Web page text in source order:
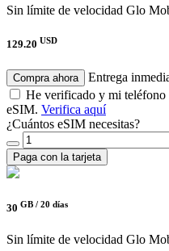
Sin límite de velocidad Glo
129.20 USD
Compra ahora
Entrega
He verificado y mi teléfono
eSIM. Verifica aquí
¿Cuántos eSIM necesitas?
Paga con la tarjeta
30 GB / 20 días
Sin límite de velocidad Glo